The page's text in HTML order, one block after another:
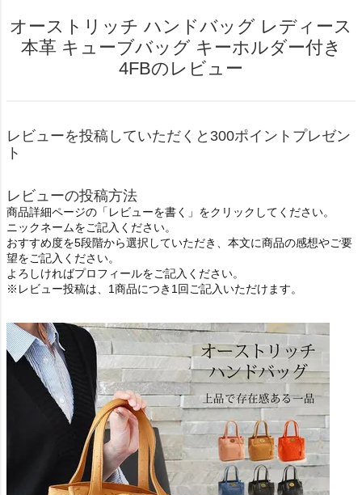
オーストリッチ ハンドバッグ レディース
本革 キューブバッグ キーホルダー付き
4FBのレビュー
レビューを投稿していただくと300ポイントプレゼン
ト
レビューの投稿方法
商品詳細ページの「レビューを書く」をクリックしてください。
ニックネームをご記入ください。
おすすめ度を5段階から選択していただき、本文に商品の感想やご要
望をご記入ください。
よろしければプロフィールをご記入ください。
※レビュー投稿は、1商品につき1回ご記入いただけます。